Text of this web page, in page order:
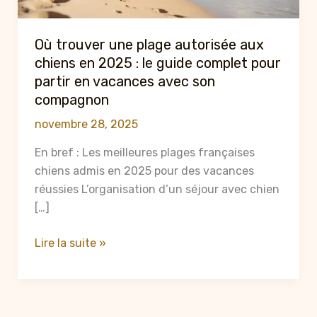
Où trouver une plage autorisée aux
chiens en 2025 : le guide complet pour
partir en vacances avec son
compagnon
novembre 28, 2025
En bref : Les meilleures plages françaises
chiens admis en 2025 pour des vacances
réussies L’organisation d’un séjour avec chien
[…]
Où
Lire la suite »